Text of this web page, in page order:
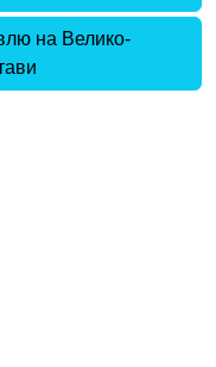
на Велико-